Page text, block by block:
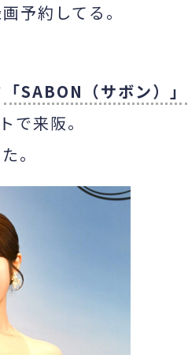
予約してる。
「SABON（サボン）」
で来阪。
。